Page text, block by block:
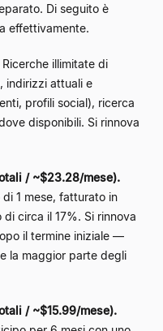
Di seguito è
effettivamente.
Ricerche illimitate di
indirizzi attuali e
profili social), ricerca
disponibili. Si rinnova
/ ~$23.28/mese).
1 mese, fatturato in
circa il 17%. Si rinnova
il termine iniziale —
la maggior parte degli
/ ~$15.99/mese).